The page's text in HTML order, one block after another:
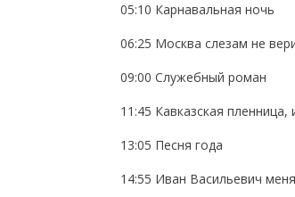
05:10 Карнавальная ночь
06:25 Москва слезам не
09:00 Служебный роман
11:45 Кавказская
13:05 Песня года
14:55 Иван Васильевич